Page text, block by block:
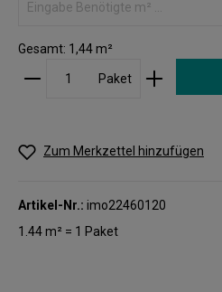
Gesamt: 1,44m²
Paket
Zum Merkzettel hinzufügen
Artikel-Nr.: imo22460120
1.44 m² = 1 Paket